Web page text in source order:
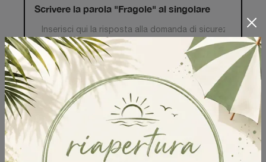
Sfoglia i cataloghi
Scrivere la parola "Fragole" al singolare